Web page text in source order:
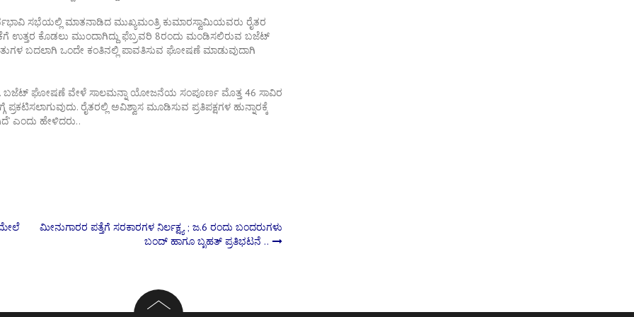
ಸಭೆಯಲ್ಲಿ ಮಾತನಾಡಿದ ಮುಖ್ಯಮಂತ್ರಿ ಕುಮಾರಸ್ವಾಮಿಯವರು ರೈತರ
ಉತ್ತರ ಕೊಡಲು ಮುಂದಾಗಿದ್ದು ಫೆಬ್ರವರಿ 8ರಂದು ಮಂಡಿಸಲಿರುವ ಬಜೆಟ್
ಬದಲಾಗಿ ಒಂದೇ ಕಂತಿನಲ್ಲಿ ಪಾವತಿಸುವ ಘೋಷಣೆ ಮಾಡುವುದಾಗಿ
ಬಜೆಟ್‌ ಘೋಷಣೆ ವೇಳೆ ಸಾಲಮನ್ನಾ ಯೋಜನೆಯ ಸಂಪೂರ್ಣ ಮೊತ್ತ 46 ಸಾವಿರ
ರೈತರಲ್ಲಿ ಅವಿಶ್ವಾಸ ಮೂಡಿಸುವ ಪ್ರತಿಪಕ್ಷಗಳ ಹುನ್ನಾರಕ್ಕೆ
ಎಂದು ಹೇಳಿದರು..
ಮೀನುಗಾರರ ಪತ್ತೆಗೆ ಸರಕಾರಗಳ ನಿರ್ಲಕ್ಷ್ಯ ; ಜ.6 ರಂದು ಬಂದರುಗಳು
ಬಂದ್ ಹಾಗೂ ಬೃಹತ್ ಪ್ರತಿಭಟನೆ ..